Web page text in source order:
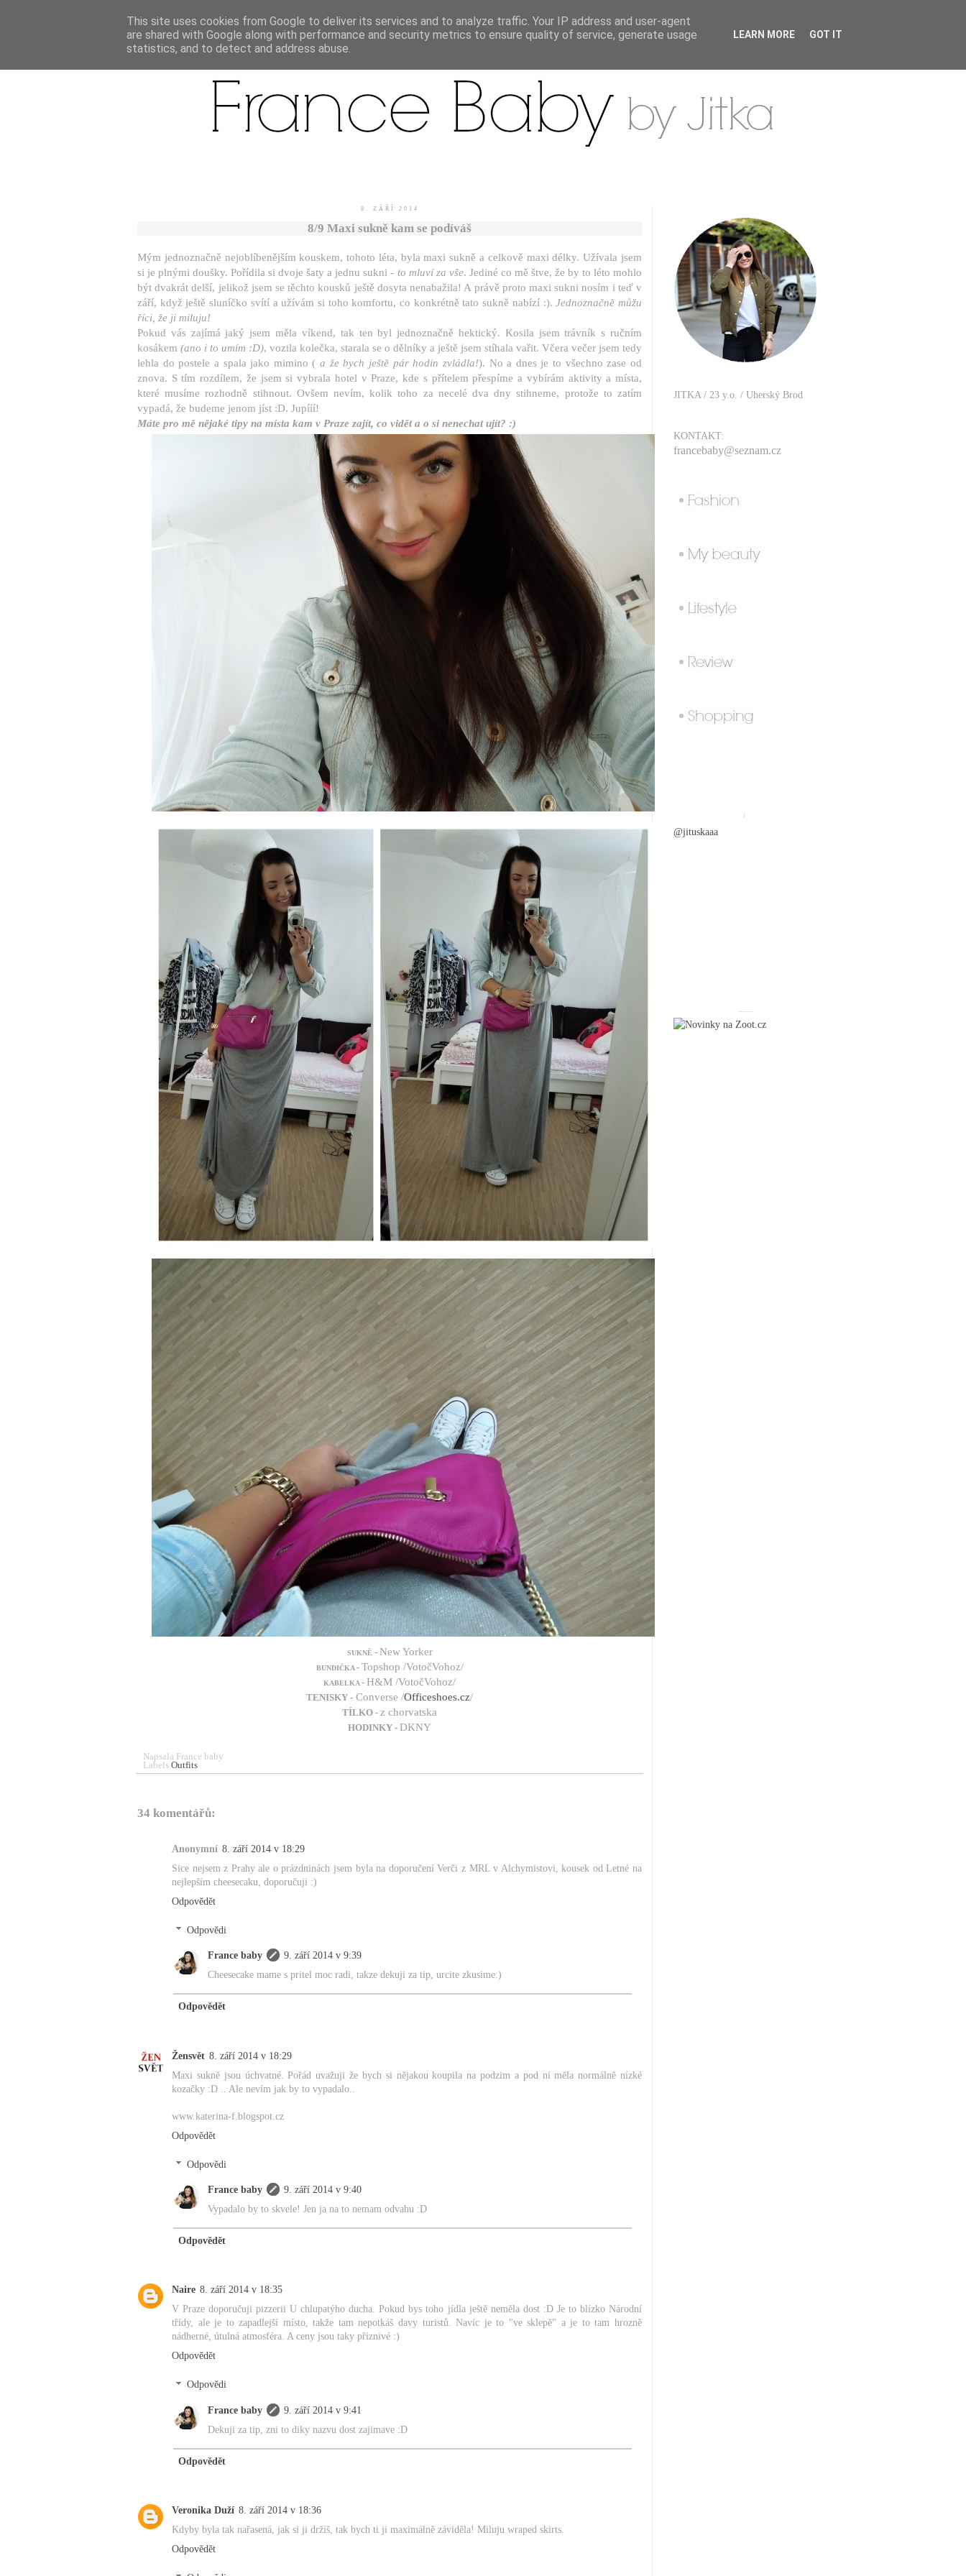
.
8. ZÁŘÍ 2014
8/9 Maxi sukně kam se podíváš
Mým jednoznačně nejoblíbenějším kouskem, tohoto léta, byla maxi sukně a celkově maxi délky. Užívala jsem
si je plnými doušky. Pořídila si dvoje šaty a jednu sukni - to mluví za vše. Jediné co mě štve, že by to léto mohlo
být dvakrát delší, jelikož jsem se těchto kousků ještě dosyta nenabažila! A právě proto maxi sukni nosím i teď v
září, když ještě sluníčko svítí a užívám si toho komfortu, co konkrétně tato sukně nabízí :).Jednoznačně můžu
říci, že ji miluju!
Pokud vás zajímá jaký jsem měla víkend, tak ten byl jednoznačně hektický. Kosila jsem trávník s ručním
kosákem (ano i to umím :D), vozila kolečka, starala se o dělníky a ještě jsem stíhala vařit. Včera večer jsem tedy
lehla do postele a spala jako mimino ( a že bych ještě pár hodin zvládla!). No a dnes je to všechno zase od
znova. S tím rozdílem, že jsem si vybrala hotel v Praze, kde s přítelem přespíme a vybírám aktivity a místa,
které musíme rozhodně stihnout. Ovšem nevím, kolik toho za necelé dva dny stihneme, protože to zatím
vypadá, že budeme jenom jíst :D. Jupííí!
Máte pro mě nějaké tipy na místa kam v Praze zajít, co vidět a o si nenechat ujít? :)
SUKNĚ - New Yorker
BUNDIČKA- Topshop /VotočVohoz/
KABELKA- H&M /VotočVohoz/
TENISKY - Converse /Officeshoes.cz/
TÍLKO - z chorvatska
HODINKY - DKNY
Napsala France baby
Labels Outfits
34 komentářů:
Anonymní 8. září 2014 v 18:29
Sice nejsem z Prahy ale o prázdninách jsem byla na doporučení Verči z MRL v Alchymistovi, kousek od Letné na
nejlepším cheesecaku, doporučuji :)
Odpovědět
Odpovědi
France baby
9. září 2014 v 9:39
Cheesecake mame s pritel moc radi, takze dekuji za tip, urcite zkusime:)
Odpovědět
Žensvět 8. září 2014 v 18:29
Maxi sukně jsou úchvatné. Pořád uvažuji že bych si nějakou koupila na podzim a pod ní měla normálně nízké
kozačky :D .. Ale nevím jak by to vypadalo..
www.katerina-f.blogspot.cz
Odpovědět
Odpovědi
France baby
9. září 2014 v 9:40
Vypadalo by to skvele! Jen ja na to nemam odvahu :D
Odpovědět
Naire 8. září 2014 v 18:35
V Praze doporučuji pizzerii U chlupatýho ducha. Pokud bys toho jídla ještě neměla dost :D Je to blízko Národní
třídy, ale je to zapadlejší místo, takže tam nepotkáš davy turistů. Navíc je to "ve sklepě" a je to tam hrozně
nádherné, útulná atmosféra. A ceny jsou taky příznivé :)
Odpovědět
Odpovědi
France baby
9. září 2014 v 9:41
Dekuji za tip, zni to diky nazvu dost zajimave :D
Odpovědět
Veronika Duží 8. září 2014 v 18:36
Kdyby byla tak nařasená, jak si ji držíš, tak bych ti ji maximálně záviděla! Miluju wraped skirts.
Odpovědět
JITKA / 23 y.o. / Uherský Brod
KONTAKT:
francebaby@seznam.cz
@jituskaaa
This site uses cookies from Google to deliver its services and to analyze traffic. Your IP address and user-agent
are shared with Google along with performance and security metrics to ensure quality of service, generate usage
statistics, and to detect and address abuse.
LEARN MORE GOT IT